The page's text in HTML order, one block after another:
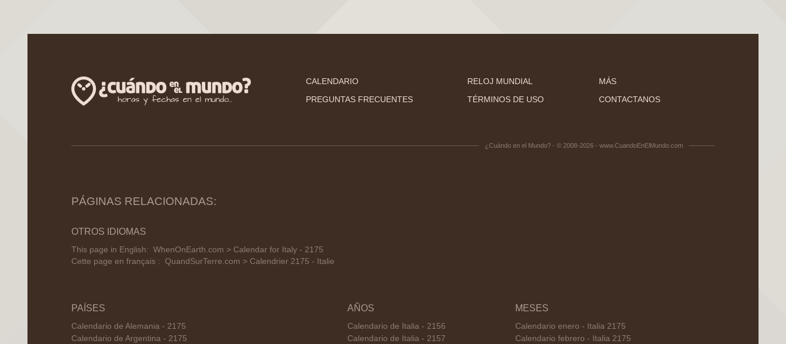
CALENDARIO RELOJ MUNDIAL
MÁS
PREGUNTAS FRECUENTES
TÉRMINOS DE USO CONTACTANOS
¿Cuándo en el Mundo? - © 2008-2026 - www.CuandoEnElMundo.com
PÁGINAS RELACIONADAS:
OTROS IDIOMAS
This page in English: WhenOnEarth.com > Calendar for Italy - 2175
Cette page en français : QuandSurTerre.com > Calendrier 2175 - Italie
PAÍSES
Calendario de Alemania - 2175
Calendario de Argentina - 2175
AÑOS
Calendario de Italia - 2156
Calendario de Italia - 2157
MESES
Calendario enero - Italia 2175
Calendario febrero - Italia 2175